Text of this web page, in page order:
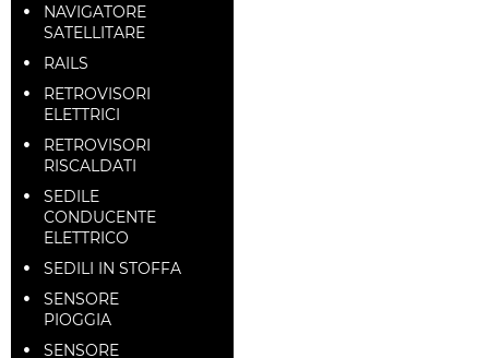
NAVIGATORE
SATELLITARE
RAILS
RETROVISORI
ELETTRICI
RETROVISORI
RISCALDATI
SEDILE
CONDUCENTE
ELETTRICO
SEDILI IN STOFFA
SENSORE
PIOGGIA
SENSORE